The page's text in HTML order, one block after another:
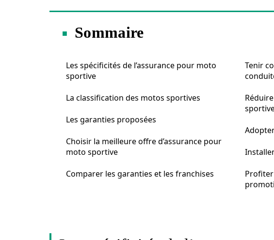
Sommaire
Les spécificités de l’assurance pour moto
sportive
La classification des motos sportives
Les garanties proposées
Choisir la meilleure offre d’assurance pour
moto sportive
Comparer les garanties et les franchises
Tenir